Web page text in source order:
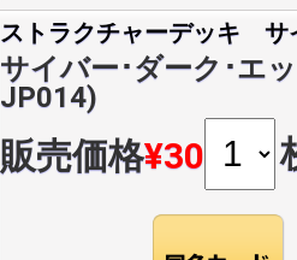
ストラクチャーデッキ サ
サイバー･ダーク･エ
JP014)
販売価格¥30